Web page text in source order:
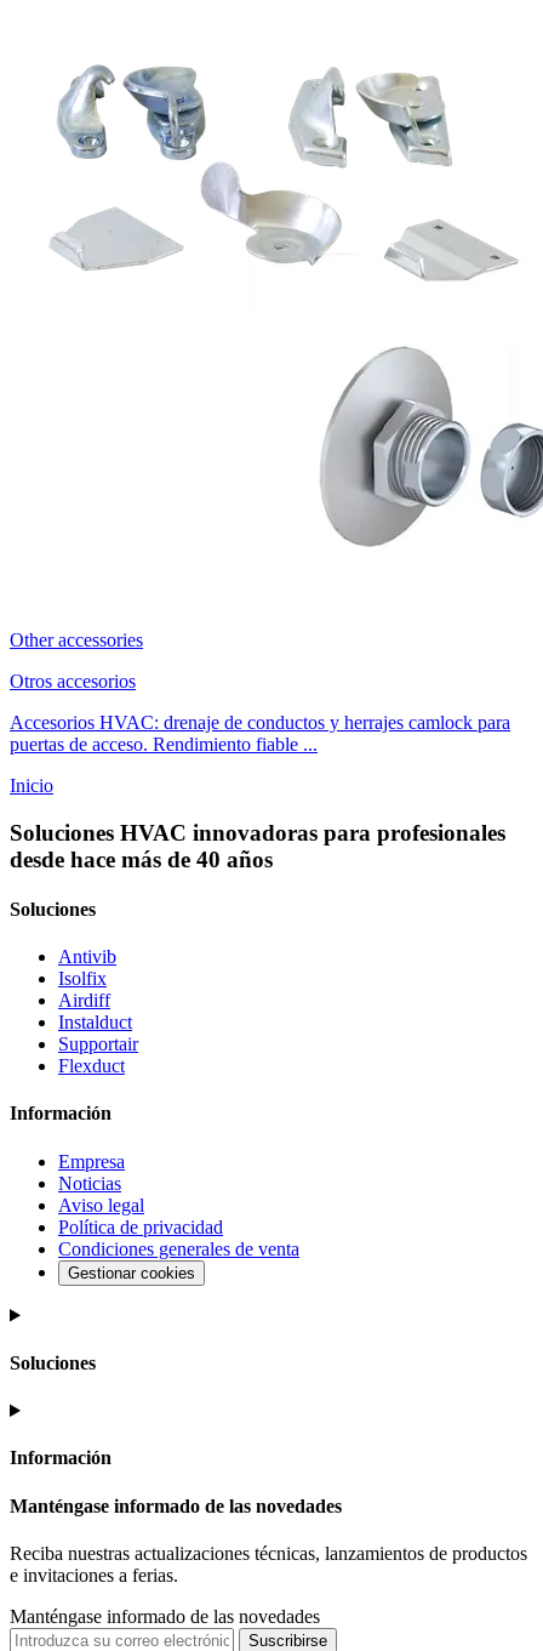
Other accessories
Otros accesorios
Accesorios HVAC: drenaje de conductos y herrajes camlock para
puertas de acceso. Rendimiento fiable ...
Inicio
Soluciones HVAC innovadoras para profesionales
desde hace más de 40 años
Soluciones
Antivib
Isolfix
Airdiff
Instalduct
Supportair
Flexduct
Información
Empresa
Noticias
Aviso legal
Política de privacidad
Condiciones generales de venta
Gestionar cookies
Soluciones
Información
Manténgase informado de las novedades
Reciba nuestras actualizaciones técnicas, lanzamientos de productos
e invitaciones a ferias.
Manténgase informado de las novedades
Suscribirse